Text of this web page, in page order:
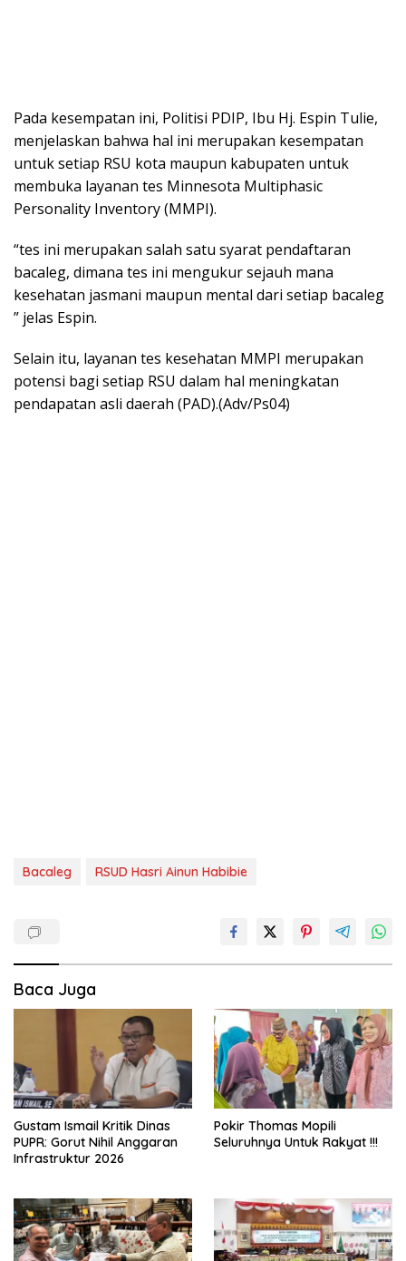
Pada kesempatan ini, Politisi PDIP, Ibu Hj. Espin Tulie,
menjelaskan bahwa hal ini merupakan kesempatan
untuk setiap RSU kota maupun kabupaten untuk
membuka layanan tes Minnesota Multiphasic
Personality Inventory (MMPI).
“tes ini merupakan salah satu syarat pendaftaran
bacaleg, dimana tes ini mengukur sejauh mana
kesehatan jasmani maupun mental dari setiap bacaleg
” jelas Espin.
Selain itu, layanan tes kesehatan MMPI merupakan
potensi bagi setiap RSU dalam hal meningkatan
pendapatan asli daerah (PAD).(Adv/Ps04)
Bacaleg RSUD Hasri Ainun Habibie
Baca Juga
Gustam Ismail Kritik Dinas
PUPR: Gorut Nihil Anggaran
Infrastruktur 2026
Pokir Thomas Mopili
Seluruhnya Untuk Rakyat !!!